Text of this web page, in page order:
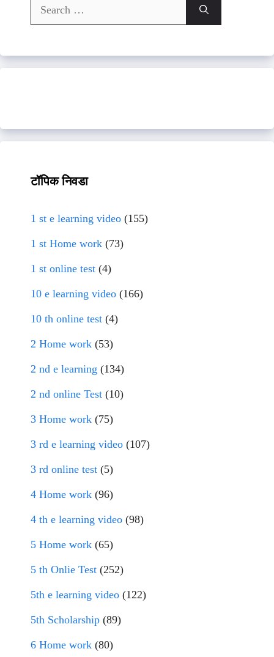
Search
for:
टॉपिक निवडा
1 st e learning video (155)
1 st Home work (73)
1 st online test (4)
10 e learning video (166)
10 th online test (4)
2 Home work (53)
2 nd e learning (134)
2 nd online Test (10)
3 Home work (75)
3 rd e learning video (107)
3 rd online test (5)
4 Home work (96)
4 th e learning video (98)
5 Home work (65)
5 th Onlie Test (252)
5th e learning video (122)
5th Scholarship (89)
6 Home work (80)